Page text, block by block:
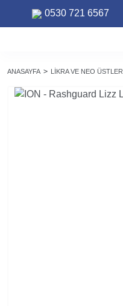
0530 721 6567
ANASAYFA LIKRA VE NEO ÜSTLER